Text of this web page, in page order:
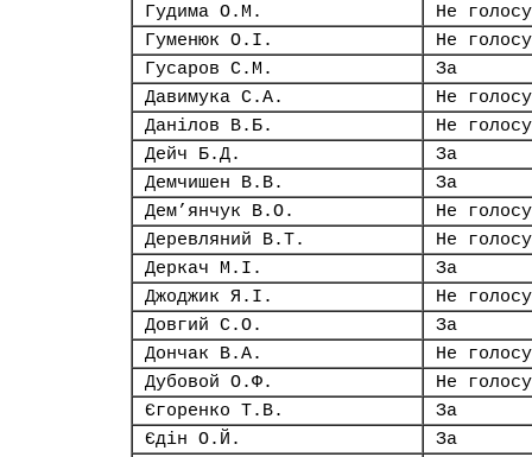
Гудима О.М.
Не
Гуменюк О.І.
Не
Гусаров С.М.
За
Давимука С.А.
Не
Данілов В.Б.
Не
Дейч Б.Д.
За
Демчишен В.В.
За
Дем’янчук В.О.
Не
Деревляний В.Т.
Не
Деркач М.І.
За
Джоджик Я.І.
Не
Довгий С.О.
За
Дончак В.А.
Не
Дубовой О.Ф.
Не
Єгоренко Т.В.
За
Єдін О.Й.
За